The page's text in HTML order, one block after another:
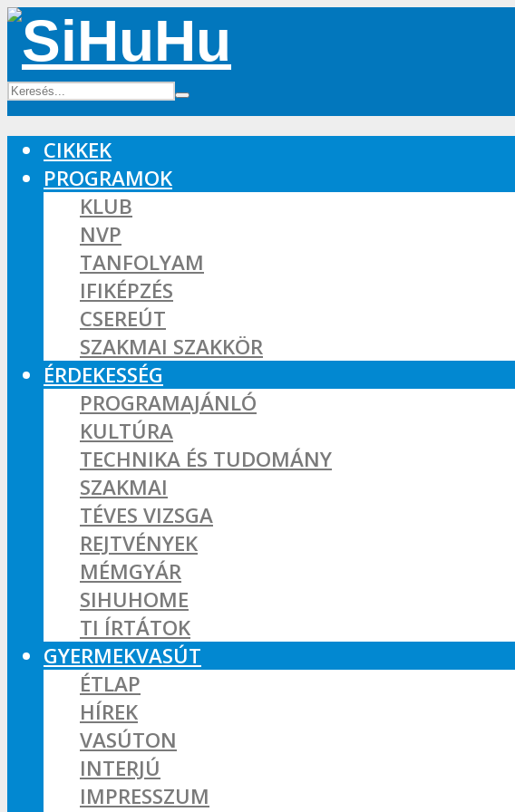
CIKKEK
PROGRAMOK
KLUB
NVP
TANFOLYAM
IFIKÉPZÉS
CSEREÚT
SZAKMAI SZAKKÖR
ÉRDEKESSÉG
PROGRAMAJÁNLÓ
KULTÚRA
TECHNIKA ÉS TUDOMÁNY
SZAKMAI
TÉVES VIZSGA
REJTVÉNYEK
MÉMGYÁR
SIHUHOME
TI ÍRTÁTOK
GYERMEKVASÚT
ÉTLAP
HÍREK
VASÚTON
INTERJÚ
IMPRESSZUM